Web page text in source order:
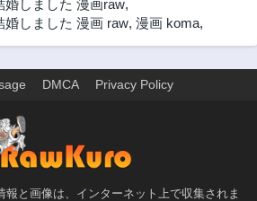
1年前
第6.2話
1年前
婚しました 漫画raw,
婚しました 漫画 raw, 漫画 koma,
DMCA Privacy Policy
報と画像は、インターネット上で収集されま